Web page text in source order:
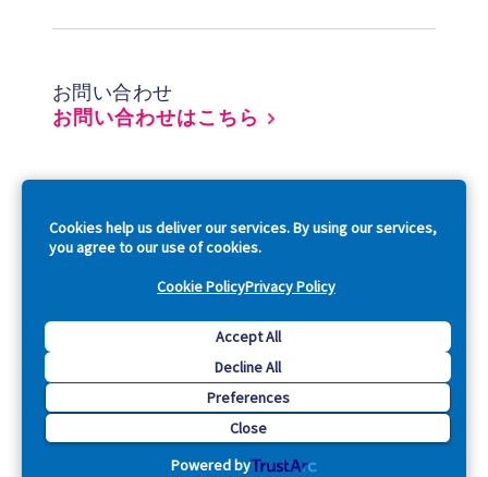
Cookies help us deliver our services. By using our services,
you agree to our use of cookies.
Cookie PolicyPrivacy Policy
Accept All
Decline All
Preferences
Close
Powered by
お問い合わせ
お問い合わせはこちら
Copyright © 2026 Acquia, Inc. All Rights Reserved.
Drupal is a registered trademark of Dries Buytaert.